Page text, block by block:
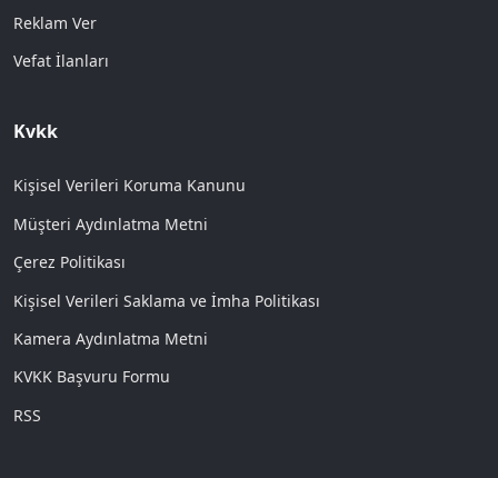
Reklam Ver
Vefat İlanları
Kvkk
Kişisel Verileri Koruma Kanunu
Müşteri Aydınlatma Metni
Çerez Politikası
Kişisel Verileri Saklama ve İmha Politikası
Kamera Aydınlatma Metni
KVKK Başvuru Formu
RSS